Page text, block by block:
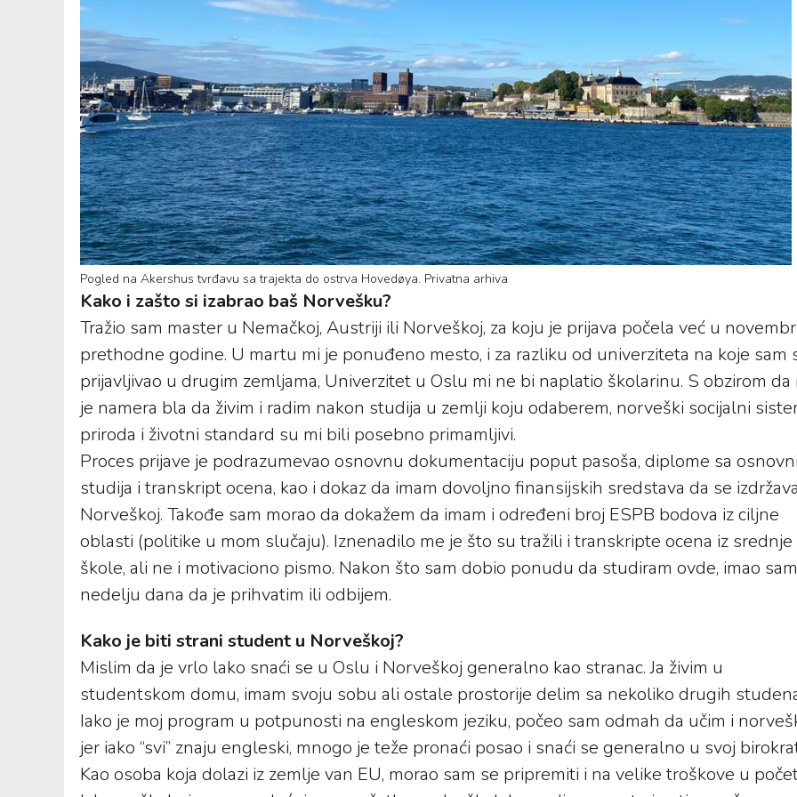
Pogled na Akershus tvrđavu sa trajekta do ostrva Hovedøya. Privatna arhiva
Kako i zašto si izabrao baš Norvešku?
Tražio sam master u Nemačkoj, Austriji ili Norveškoj, za koju je prijava počela već u
prethodne godine. U martu mi je ponuđeno mesto, i za razliku od univerziteta na koje sam
prijavljivao u drugim zemljama, Univerzitet u Oslu mi ne bi naplatio školarinu. S obzirom da
je namera bla da živim i radim nakon studija u zemlji koju odaberem, norveški socijalni
priroda i životni standard su mi bili posebno primamljivi.
Proces prijave je podrazumevao osnovnu dokumentaciju poput pasoša, diplome sa
studija i transkript ocena, kao i dokaz da imam dovoljno finansijskih sredstava da se
Norveškoj. Takođe sam morao da dokažem da imam i određeni broj ESPB bodova iz ciljne
oblasti (politike u mom slučaju). Iznenadilo me je što su tražili i transkripte ocena iz srednje
škole, ali ne i motivaciono pismo. Nakon što sam dobio ponudu da studiram ovde, imao sam
nedelju dana da je prihvatim ili odbijem.
Kako je biti strani student u Norveškoj?
Mislim da je vrlo lako snaći se u Oslu i Norveškoj generalno kao stranac. Ja živim u
studentskom domu, imam svoju sobu ali ostale prostorije delim sa nekoliko drugih
Iako je moj program u potpunosti na engleskom jeziku, počeo sam odmah da učim i
jer iako “svi” znaju engleski, mnogo je teže pronaći posao i snaći se generalno u svoj
Kao osoba koja dolazi iz zemlje van EU, morao sam se pripremiti i na velike troškove u